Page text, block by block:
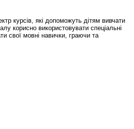
курсів, які допоможуть дітям вивчати
корисно використовувати спеціальні
свої мовні навички, граючи та